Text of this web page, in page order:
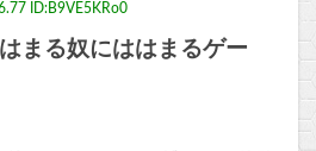
ID:B9VE5KRo0
まる奴にははまるゲー